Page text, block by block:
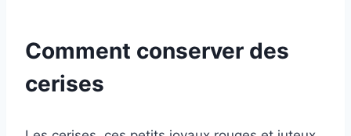
Comment conserver des
cerises